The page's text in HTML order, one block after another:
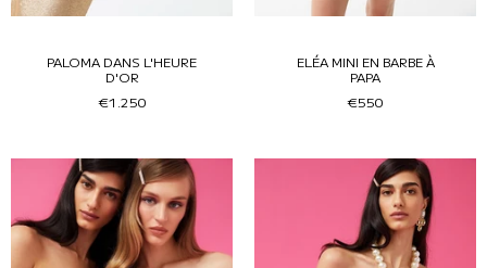
PALOMA DANS L'HEURE
D'OR
€1.250
ELÉA MINI EN BARBE À
PAPA
€550